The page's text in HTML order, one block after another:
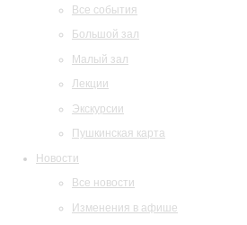
Все события
Большой зал
Малый зал
Лекции
Экскурсии
Пушкинская карта
Новости
Все новости
Изменения в афише